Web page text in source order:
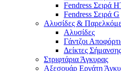
Fendress Σειρά
Fendress Σειρά G
Αλυσίδες &
Αλυσίδες
Γάντζοι
Δείκτες
Στριφτάρια Άγκυρας
Αξεσουάρ Εργάτη